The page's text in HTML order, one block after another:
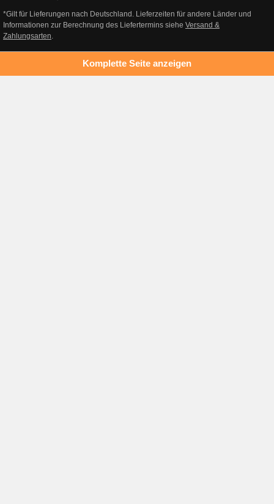
*Gilt für Lieferungen nach Deutschland. Lieferzeiten für andere Länder und
Informationen zur Berechnung des Liefertermins siehe Versand &
Zahlungsarten.
Komplette Seite anzeigen